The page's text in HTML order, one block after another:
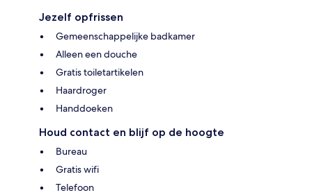
Jezelf opfrissen
Gemeenschappelijke badkamer
Alleen een douche
Gratis toiletartikelen
Haardroger
Handdoeken
Houd contact en blijf op de hoogte
Bureau
Gratis wifi
Telefoon